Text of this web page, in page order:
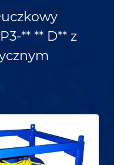
** ** D** z